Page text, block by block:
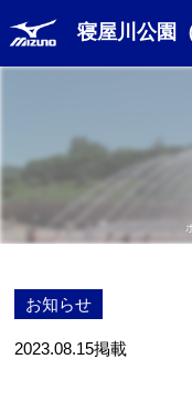
寝屋川公園
お知らせ
2023.08.15掲載